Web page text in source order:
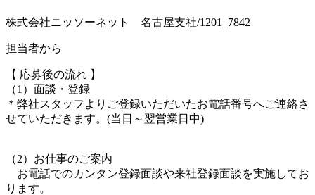
株式会社ニッソーネット 名古屋支社/1201_7842
担当者から
【 応募後の流れ 】
（1）面談・登録
＊弊社スタッフよりご登録いただいたお電話番号へご連絡さ
せていただきます。(当日～翌営業日中)
（2）お仕事のご案内
お電話でのカンタン登録面談や来社登録面談を実施してお
ります。